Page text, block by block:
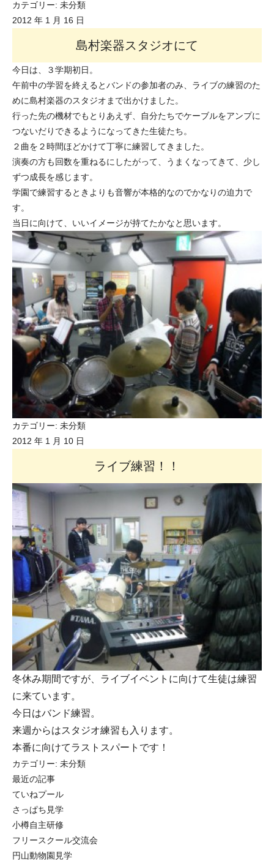
カテゴリー: 未分類
2012 年 1 月 16 日
島村楽器スタジオにて
今日は、３学期初日。
午前中の学習を終えるとバンドの参加者のみ、ライブの練習のた
めに島村楽器のスタジオまで出かけました。
行った先の機材でもとりあえず、自分たちでケーブルをアンプに
つないだりできるようになってきた生徒たち。
２曲を２時間ほどかけて丁寧に練習してきました。
演奏の方も回数を重ねるにしたがって、うまくなってきて、少し
ずつ成長を感じます。
学園で練習するときよりも音響が本格的なのでかなりの迫力で
す。
当日に向けて、いいイメージが持てたかなと思います。
カテゴリー: 未分類
2012 年 1 月 10 日
ライブ練習！！
冬休み期間ですが、ライブイベントに向けて生徒は練習
に来ています。
今日はバンド練習。
来週からはスタジオ練習も入ります。
本番に向けてラストスパートです！
カテゴリー: 未分類
最近の記事
ていねプール
さっぱち見学
小樽自主研修
フリースクール交流会
円山動物園見学